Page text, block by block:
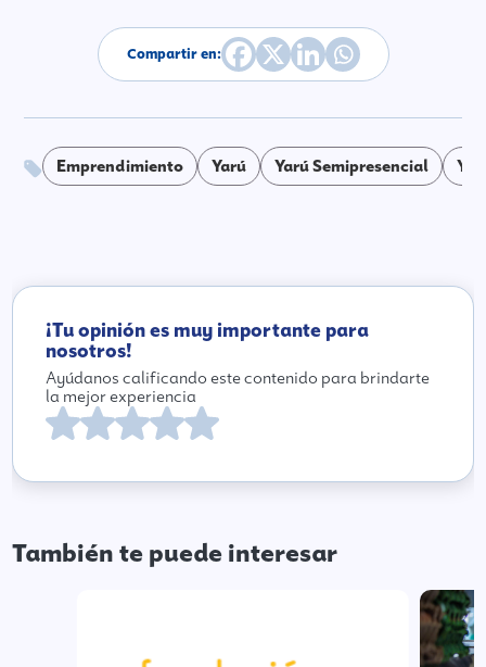
Compartir en:
Emprendimiento Yarú Yarú Semipresencial
¡Tu opinión es muy importante para
nosotros!
Ayúdanos calificando este contenido para brindarte
la mejor experiencia
También te puede interesar